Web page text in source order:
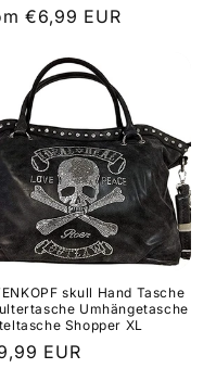
€6,99 EUR
skull Hand Tasche
Umhängetasche
Shopper XL
EUR